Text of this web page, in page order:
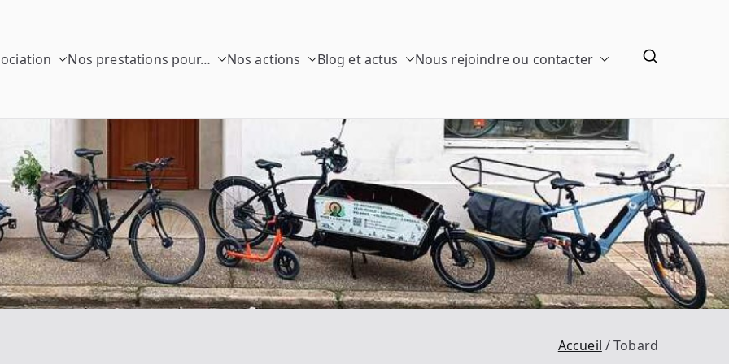
Nos prestations pour… Nos actions Blog et actus Nous rejoindre ou contacter
Accueil Tobard